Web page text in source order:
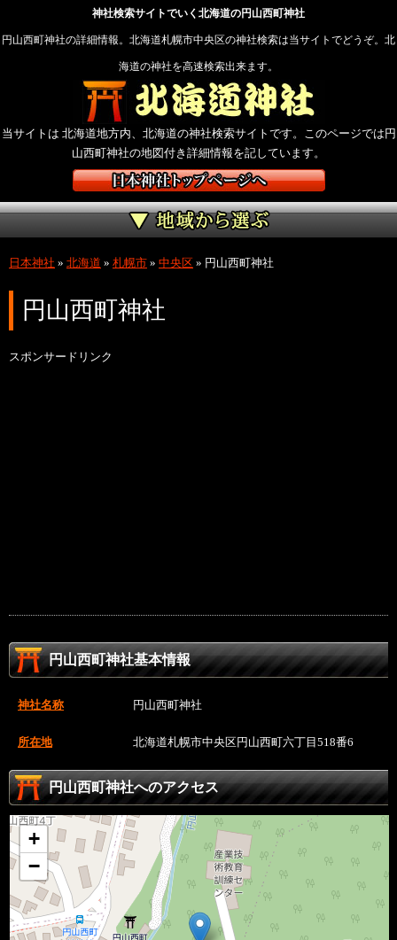
神社検索サイトでいく北海道の円山西町神社
円山西町神社の詳細情報。北海道札幌市中央区の神社検索は当サイトでどうぞ。北
海道の神社を高速検索出来ます。
当サイトは 北海道地方内、北海道の神社検索サイトです。このページでは円
山西町神社の地図付き詳細情報を記しています。
日本神社 » 北海道 » 札幌市 » 中央区 » 円山西町神社
円山西町神社
スポンサードリンク
円山西町神社基本情報
神社名称 円山西町神社
所在地 北海道札幌市中央区円山西町六丁目518番6
円山西町神社へのアクセス
+
−